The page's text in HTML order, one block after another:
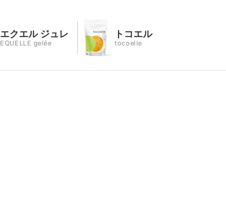
エクエル ジュレ
EQUELLE gelée
トコエル
tocoelle